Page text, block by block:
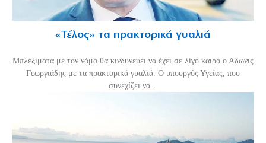
«Τέλος» τα πρακτορικά γυαλιά
Μπλεξίματα με τον νόμο θα κινδυνεύει να έχει σε λίγο καιρό ο Αδωνις
Γεωργιάδης με τα πρακτορικά γυαλιά. Ο υπουργός Υγείας, που
συνεχίζει να...